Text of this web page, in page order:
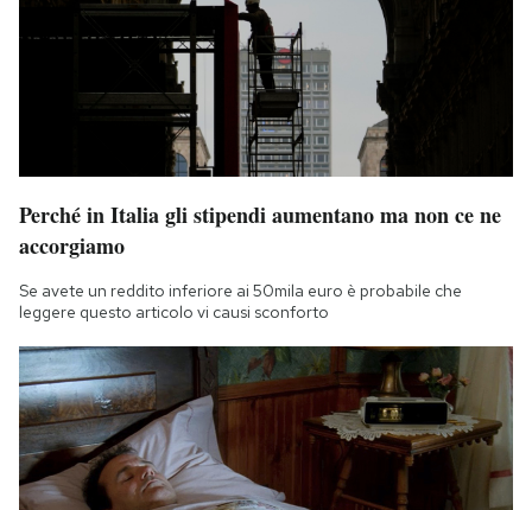
Perché in Italia gli stipendi aumentano ma non ce ne
accorgiamo
Se avete un reddito inferiore ai 50mila euro è probabile che
leggere questo articolo vi causi sconforto